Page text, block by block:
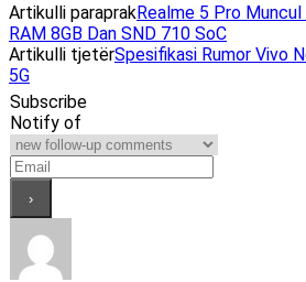
Artikulli paraprakRealme 5 Pro
RAM 8GB Dan SND 710 SoC
Artikulli tjetërSpesifikasi Rumor Vivo
5G
Subscribe
Notify of